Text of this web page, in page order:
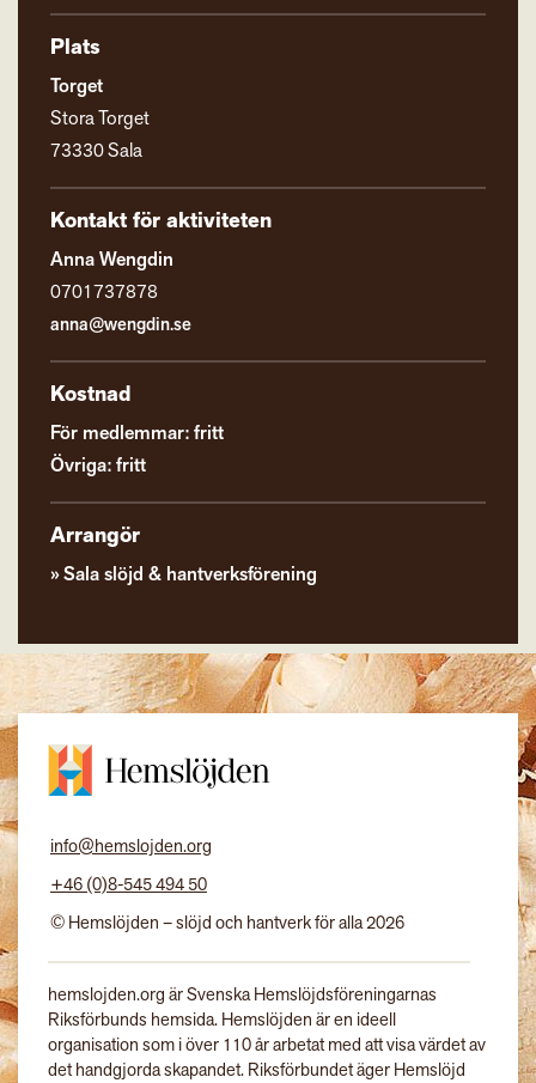
Plats
Torget
Stora Torget
73330 Sala
Kontakt för aktiviteten
Anna Wengdin
0701737878
anna@wengdin.se
Kostnad
För medlemmar: fritt
Övriga: fritt
Arrangör
Sala slöjd & hantverksförening
info@hemslojden.org
+46 (0)8-545 494 50
© Hemslöjden – slöjd och hantverk för alla 2026
hemslojden.org är Svenska Hemslöjdsföreningarnas
Riksförbunds hemsida. Hemslöjden är en ideell
organisation som i över 110 år arbetat med att visa värdet av
det handgjorda skapandet. Riksförbundet äger Hemslöjd